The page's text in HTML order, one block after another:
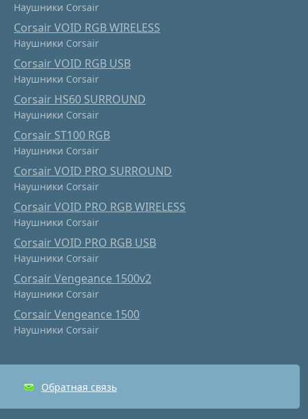
Наушники Corsair
Corsair VOID RGB WIRELESS
Наушники Corsair
Corsair VOID RGB USB
Наушники Corsair
Corsair HS60 SURROUND
Наушники Corsair
Corsair ST100 RGB
Наушники Corsair
Corsair VOID PRO SURROUND
Наушники Corsair
Corsair VOID PRO RGB WIRELESS
Наушники Corsair
Corsair VOID PRO RGB USB
Наушники Corsair
Corsair Vengeance 1500v2
Наушники Corsair
Corsair Vengeance 1500
Наушники Corsair
Обратная связь